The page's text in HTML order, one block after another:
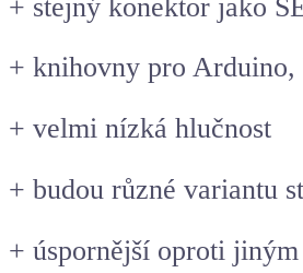
+ stejný konektor jako
+ knihovny pro Arduino,
+ velmi nízká hlučnost
+ budou různé variantu
+ úspornější oproti